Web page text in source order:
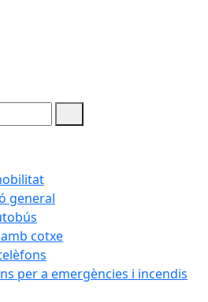
general
cotxe
per a emergències i incendis